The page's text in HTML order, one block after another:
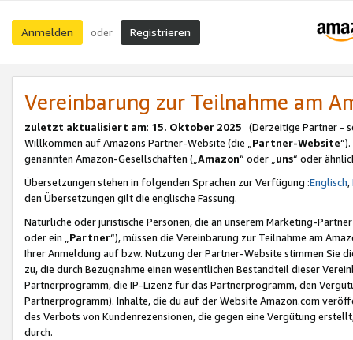
Anmelden oder Registrieren
Vereinbarung zur Teilnahme am
zuletzt aktualisiert am: 15. Oktober 2025 (Derzeitige Partner -
Willkommen auf Amazons Partner-Website (die „Partner-Website
genannten Amazon-Gesellschaften („Amazon“ oder „uns“ oder
Übersetzungen stehen in folgenden Sprachen zur Verfügung :Englisch,
den Übersetzungen gilt die englische Fassung.
Natürliche oder juristische Personen, die an unserem Marketing-
oder ein „Partner“), müssen die Vereinbarung zur Teilnahme am
Ihrer Anmeldung auf bzw. Nutzung der Partner-Website stimmen Sie
zu, die durch Bezugnahme einen wesentlichen Bestandteil dieser
Partnerprogramm, die IP-Lizenz für das Partnerprogramm, den
Partnerprogramm). Inhalte, die du auf der Website Amazon.com
des Verbots von Kundenrezensionen, die gegen eine Vergütung
durch.